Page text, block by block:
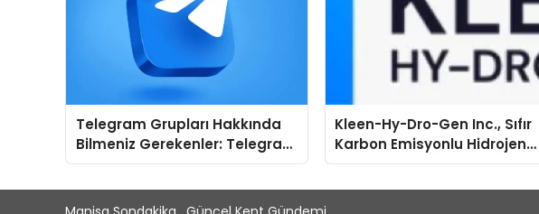
Telegram Grupları Hakkında
Bilmeniz Gerekenler: Telegram
Kullanırken Topluluk Seçimini
Kleen-Hy-Dro-Gen Inc., Sıfır
Karbon Emisyonlu Hidrojen
Isıtma Teknolojisinde ISO ve